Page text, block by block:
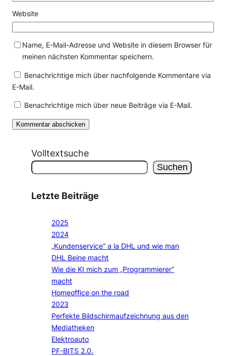
Website
Name, E-Mail-Adresse und Website in diesem Browser für
meinen nächsten Kommentar speichern.
Benachrichtige mich über nachfolgende Kommentare via
E-Mail.
Benachrichtige mich über neue Beiträge via E-Mail.
Volltextsuche
Suchen
Letzte Beiträge
2025
2024
„Kundenservice“ a la DHL und wie man
DHL Beine macht
Wie die KI mich zum „Programmierer“
macht
Homeoffice on the road
2023
Perfekte Bildschirmaufzeichnung aus den
Mediatheken
Elektroauto
PF-BITS 2.0.